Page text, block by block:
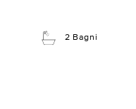
2 Bagni